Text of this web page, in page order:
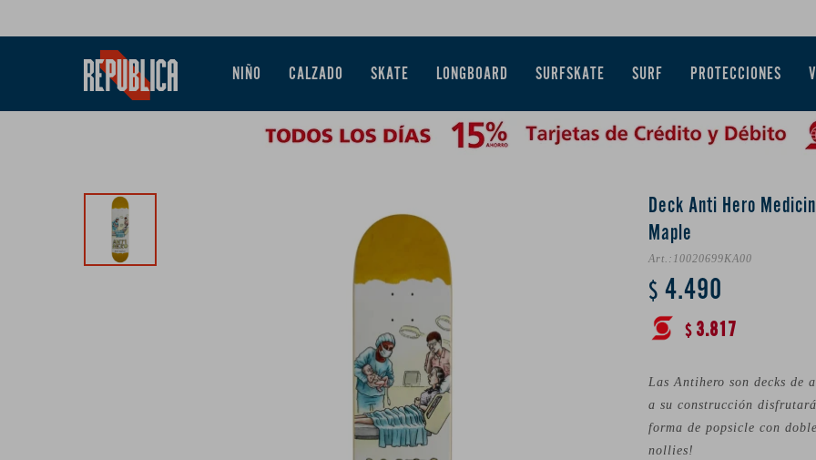
NIÑO CALZADO SKATE LONGBOARD SURFSKATE SURF PROTECCIONES
Deck Anti Hero
Maple
10020699KA00
$ 4.490
$ 3.817
Las Antihero son decks de
a su construcción
forma de popsicle con
nollies!